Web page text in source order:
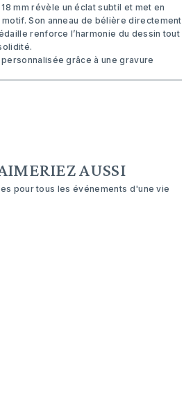
mm révèle un éclat subtil et met en
Son anneau de bélière directement
renforce l’harmonie du dessin tout
grâce à une gravure
AUSSI
pour tous les événements d'une vie